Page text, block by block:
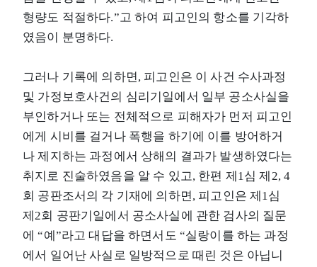
형량도 적절하다.”고 하여 피고인의 항소를 기각하
였음이 분명하다.
그러나 기록에 의하면, 피고인은 이 사건 수사과정
및 가정보호사건의 심리기일에서 일부 공소사실을
부인하거나 또는 전체적으로 피해자가 먼저 피고인
에게 시비를 걸거나 폭행을 하기에 이를 방어하거
나 제지하는 과정에서 상해의 결과가 발생하였다는
취지로 진술하였음을 알 수 있고, 한편 제1심 제2, 4
회 공판조서의 각 기재에 의하면, 피고인은 제1심
제2회 공판기일에서 공소사실에 관한 검사의 질문
에 “예”라고 대답을 하면서도 “실랑이를 하는 과정
에서 일어난 사실로 일방적으로 때린 것은 아닙니